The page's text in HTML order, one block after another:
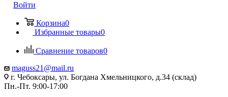
Войти
Корзина0
Избранные товары0
Сравнение товаров0
maguss21@mail.ru
г. Чебоксары, ул. Богдана Хмельницкого, д.34 (склад)
Пн.-Пт. 9:00-17:00